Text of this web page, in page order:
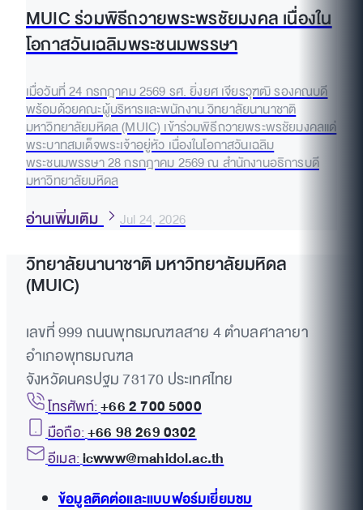
MUIC ร่วมพิธีถวายพระพรชัยมงคล เนื่องใน
โอกาสวันเฉลิมพระชนมพรรษา
เมื่อวันที่ 24 กรกฎาคม 2569 รศ. ยิ่งยศ เจียรวุฑฒิ รองคณบดี
พร้อมด้วยคณะผู้บริหารและพนักงาน วิทยาลัยนานาชาติ
มหาวิทยาลัยมหิดล (MUIC) เข้าร่วมพิธีถวายพระพรชัยมงคลแด่
พระบาทสมเด็จพระเจ้าอยู่หัว เนื่องในโอกาสวันเฉลิม
พระชนมพรรษา 28 กรกฎาคม 2569 ณ สำนักงานอธิการบดี
มหาวิทยาลัยมหิดล
อ่านเพิ่มเติม Jul 24, 2026
วิทยาลัยนานาชาติ มหาวิทยาลัยมหิดล
(MUIC)
เลขที่ 999 ถนนพุทธมณฑลสาย 4 ตำบลศาลายา
อำเภอพุทธมณฑล
จังหวัดนครปฐม 73170 ประเทศไทย
โทรศัพท์:+66 2 700 5000
มือถือ:+66 98 269 0302
อีเมล:icwww@mahidol.ac.th
ข้อมูลติดต่อและแบบฟอร์มเยี่ยมชม